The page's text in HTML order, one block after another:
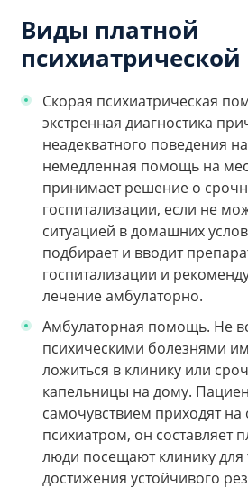
Виды платной
Скорая психиатрическая
экстренная диагностика
неадекватного поведения
немедленная помощь на
принимает решение о
госпитализации, если не
ситуацией в домашних
подбирает и вводит
госпитализации и
лечение амбулаторно.
Амбулаторная помощь. Не
психическими болезнями
ложиться в клинику или
капельницы на дому.
самочувствием приходят на
психиатром, он составляет
люди посещают клинику для
достижения устойчивого